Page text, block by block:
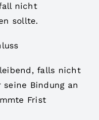
nicht
sollte.
falls nicht
Bindung an
Frist